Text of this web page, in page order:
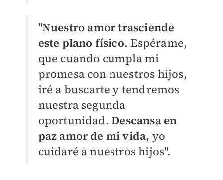
"Nuestro amor trasciende
este plano físico. Espérame,
que cuando cumpla mi
promesa con nuestros hijos,
iré a buscarte y tendremos
nuestra segunda
oportunidad.Descansa en
paz amor de mi vida, yo
cuidaré a nuestros hijos".